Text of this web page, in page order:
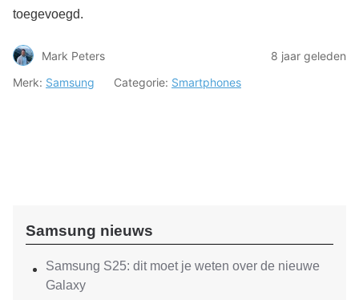
toegevoegd.
Mark Peters
8 jaar geleden
Merk: Samsung Categorie: Smartphones
Samsung nieuws
Samsung S25: dit moet je weten over de nieuwe
Galaxy